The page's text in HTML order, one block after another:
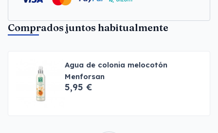
Comprados juntos habitualmente
Agua de colonia melocotón
Menforsan
5,95 €